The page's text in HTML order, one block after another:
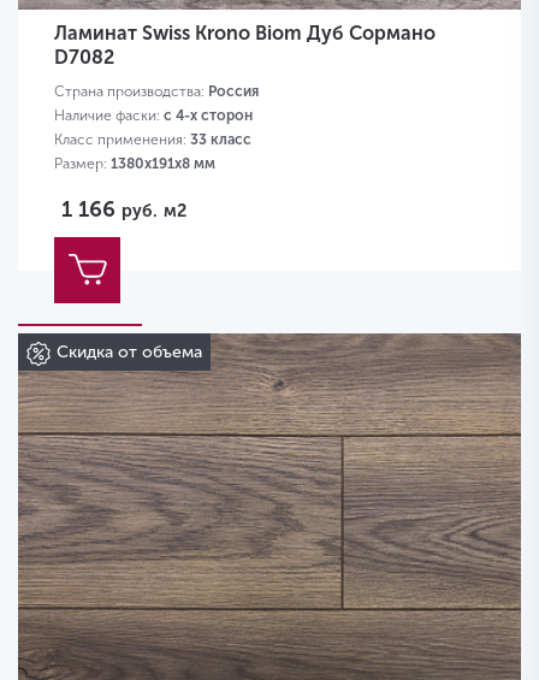
Ламинат Swiss Krono Biom Дуб Сормано
D7082
Страна производства: Россия
Наличие фаски: с 4-х сторон
Класс применения: 33 класс
Размер: 1380х191х8 мм
1 166 руб. м2
Скидка от объема